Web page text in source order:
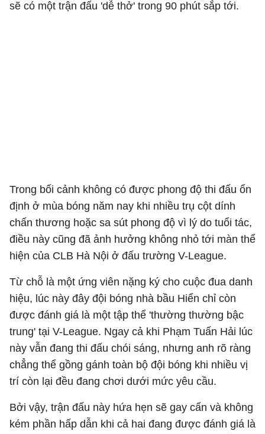
sẽ có một trận đấu 'dễ thở' trong 90 phút sắp tới.
Trong bối cảnh không có được phong độ thi đấu ổn
định ở mùa bóng năm nay khi nhiều trụ cột dính
chấn thương hoặc sa sút phong độ vì lý do tuổi tác,
điều này cũng đã ảnh hưởng không nhỏ tới màn thể
hiện của CLB Hà Nội ở đấu trường V-League.
Từ chỗ là một ứng viên nặng ký cho cuộc đua danh
hiệu, lúc này đây đội bóng nhà bầu Hiển chỉ còn
được đánh giá là một tập thể 'thường thường bậc
trung' tại V-League. Ngay cả khi Phạm Tuấn Hải lúc
này vẫn đang thi đấu chói sáng, nhưng anh rõ ràng
chẳng thể gồng gánh toàn bộ đội bóng khi nhiều vị
trí còn lại đều đang chơi dưới mức yêu cầu.
Bởi vậy, trận đấu này hứa hẹn sẽ gay cấn và không
kém phần hấp dẫn khi cả hai đang được đánh giá là